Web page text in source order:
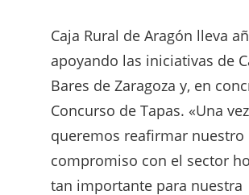
Caja Rural de Aragón lleva
apoyando las iniciativas de
Bares de Zaragoza y, en
Concurso de Tapas. «Una
queremos reafirmar nuestro
compromiso con el sector
tan importante para nuestra